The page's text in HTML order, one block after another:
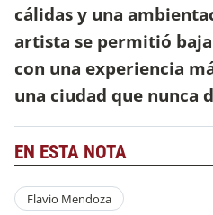
cálidas y una
artista se permitió
con una experiencia
una ciudad que nunca
EN ESTA NOTA
Flavio Mendoza